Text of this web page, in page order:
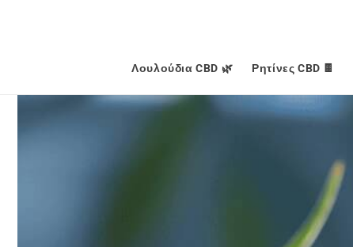
Λουλούδια CBD 🌿 Ρητίνες CBD 🍫